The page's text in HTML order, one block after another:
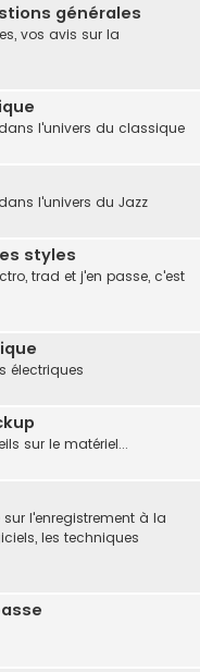
générales
vos avis sur la
l'univers du classique
l'univers du Jazz
styles
trad et j'en passe, c'est
électriques
sur le matériel...
l'enregistrement à la
les techniques